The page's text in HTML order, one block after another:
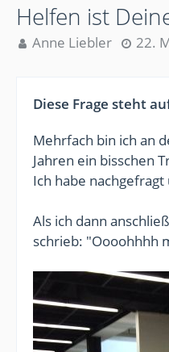
Helfen ist
Anne Liebler 22.
Diese Frage steht
Mehrfach bin ich an
Jahren ein bisschen
Ich habe
Als ich dann
schrieb: "Oooohhhh